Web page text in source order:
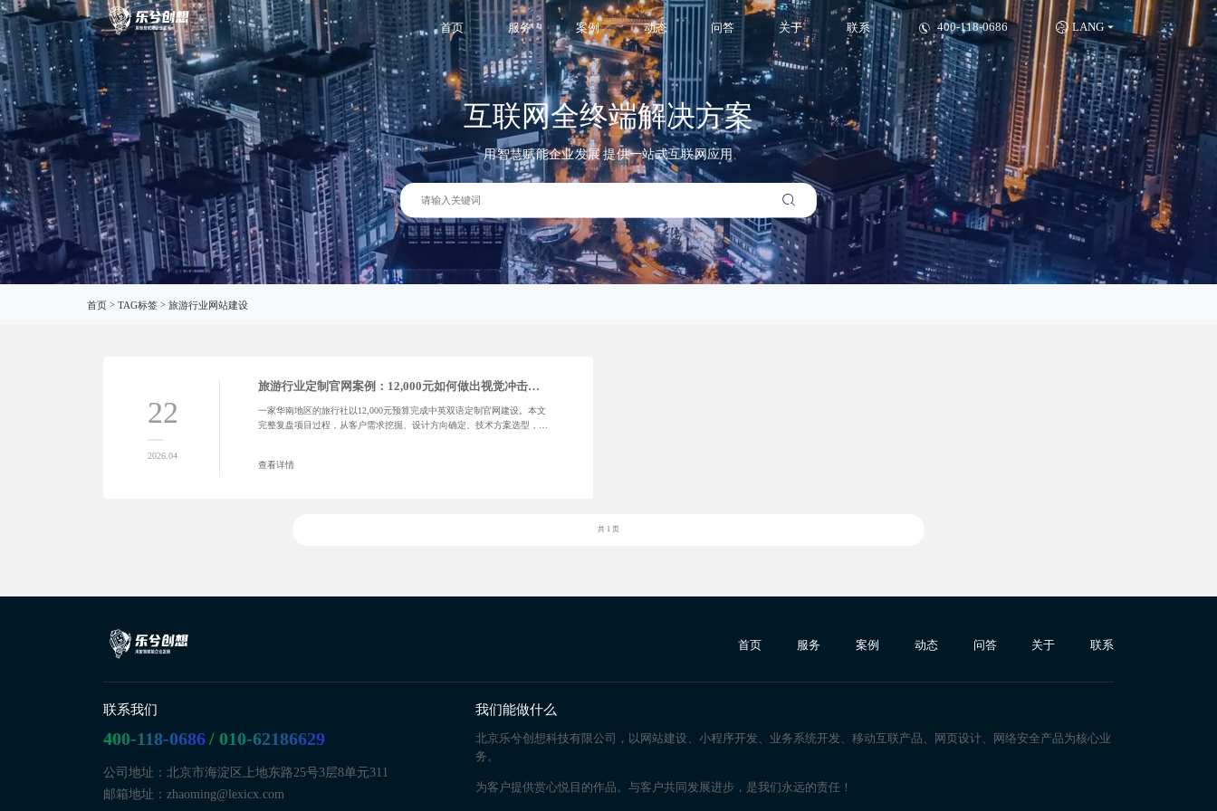
旅游行业网站建设_
首页 服务 案例 动态 问答 关于 联系 400-118-0686 LANG
互联网全终端解决方案
用智慧赋能企业发展 提供一站式互联网应用
首页 >TAG标签 >旅游行业网站建设
22
2026.04
旅游行业定制官网案例：12,000元如何做出视觉冲击力与转化兼备的文旅网站
一家华南地区的旅行社以12,000元预算完成中英双语定制官网建设。本文
完整复盘项目过程，从客户需求挖掘、设计方向确定、技术方案选型，到
查看详情
共 1 页
首页 服务 案例 动态 问答 关于 联系
联系我们
400-118-0686 / 010-62186629
公司地址：北京市海淀区上地东路25号3层8单元311
邮箱地址：zhaoming@lexicx.com
我们能做什么
北京乐兮创想科技有限公司，以网站建设、小程序开发、业务系统开发、移动互联产品、网页设计、网络安全产品为核心业
务。
为客户提供赏心悦目的作品。与客户共同发展进步，是我们永远的责任！